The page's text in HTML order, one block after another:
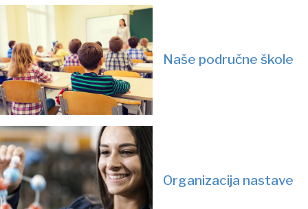
Naše područne škole
Organizacija nastave